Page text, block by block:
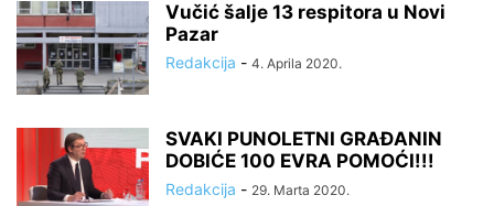
Vučić šalje 13 respitora u Novi
Pazar
Redakcija - 4. Aprila 2020.
SVAKI PUNOLETNI GRAĐANIN
DOBIĆE 100 EVRA POMOĆI!!!
Redakcija - 29. Marta 2020.